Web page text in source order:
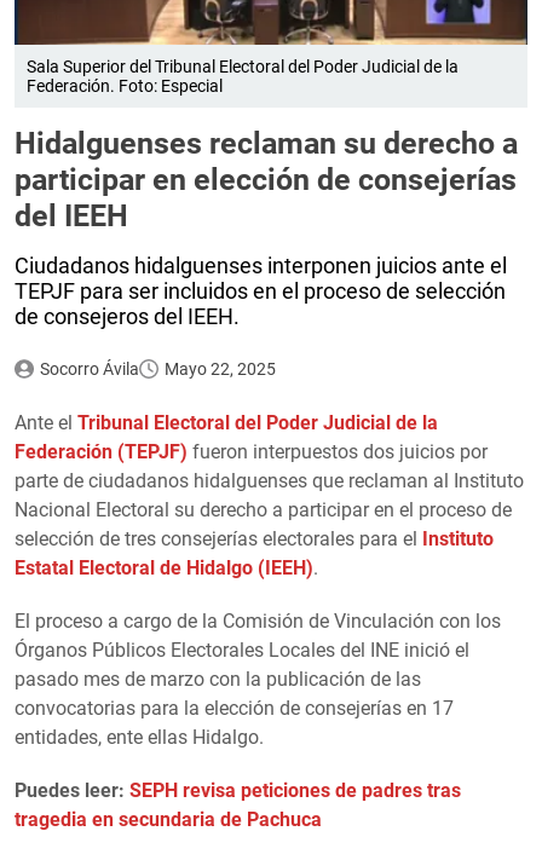
Sala Superior del Tribunal Electoral del Poder Judicial de la
Federación. Foto: Especial
Hidalguenses reclaman su derecho a
participar en elección de consejerías
del IEEH
Ciudadanos hidalguenses interponen juicios ante el
TEPJF para ser incluidos en el proceso de selección
de consejeros del IEEH.
Socorro Ávila Mayo 22, 2025
Ante el Tribunal Electoral del Poder Judicial de la
Federación (TEPJF) fueron interpuestos dos juicios por
parte de ciudadanos hidalguenses que reclaman al Instituto
Nacional Electoral su derecho a participar en el proceso de
selección de tres consejerías electorales para el Instituto
Estatal Electoral de Hidalgo (IEEH).
El proceso a cargo de la Comisión de Vinculación con los
Órganos Públicos Electorales Locales del INE inició el
pasado mes de marzo con la publicación de las
convocatorias para la elección de consejerías en 17
entidades, ente ellas Hidalgo.
Puedes leer: SEPH revisa peticiones de padres tras
tragedia en secundaria de Pachuca